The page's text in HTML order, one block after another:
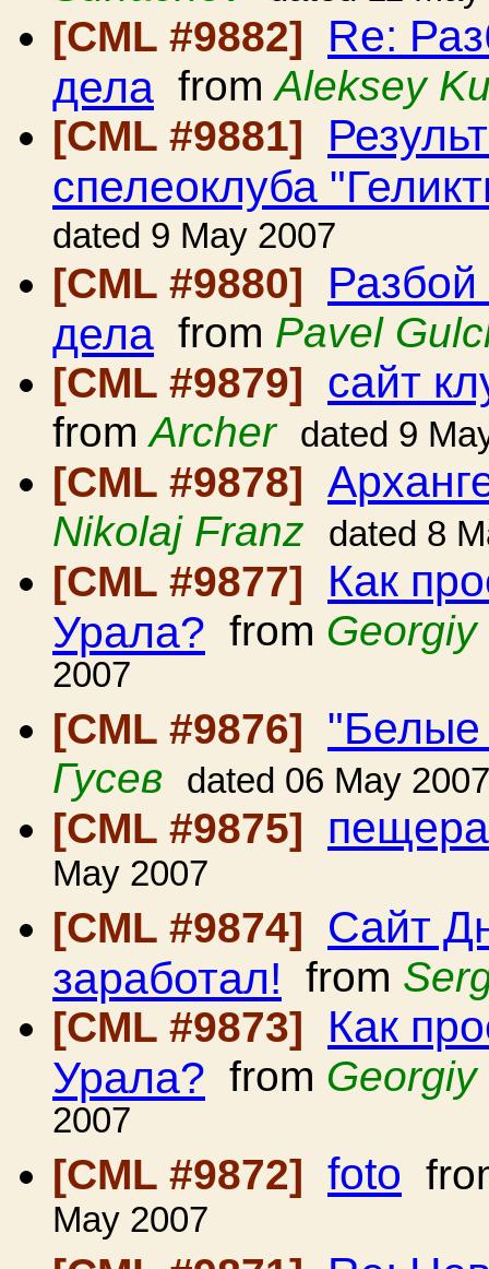
[CML #9882] Re:
дела fromAleksey
[CML #9881]
спелеоклуба
dated 9 May 2007
[CML #9880]
дела from Pavel
[CML #9879] сайт
fromArcher dated 9
[CML #9878]
Nikolaj Franz dated 8
[CML #9877] Как
Урала? from
2007
[CML #9876] "Белые
Гусев dated 06 May 2007
[CML #9875]
May 2007
[CML #9874]
Сайт
заработал! from
[CML #9873]
Как
Урала? from
2007
[CML #9872] foto
May 2007